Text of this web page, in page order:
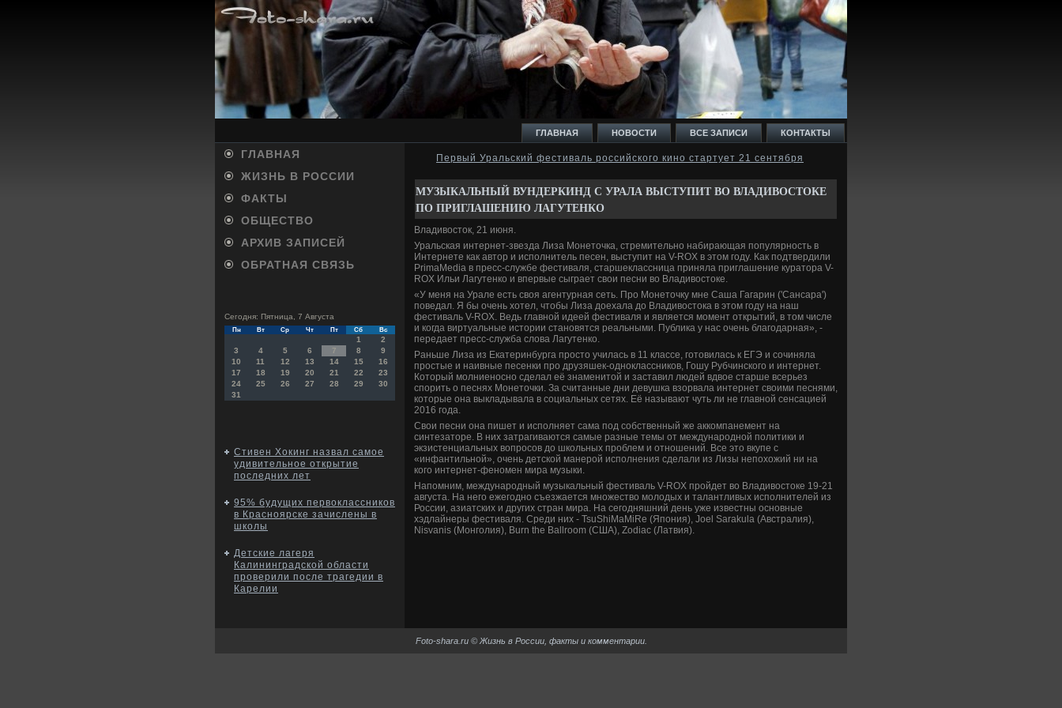
ГЛАВНАЯ НОВОСТИ ВСЕ ЗАПИСИ КОНТАКТЫ
ГЛАВНАЯ
ЖИЗНЬ В РОССИИ
ФАКТЫ
ОБЩЕСТВО
АРХИВ ЗАПИСЕЙ
ОБРАТНАЯ СВЯЗЬ
Сегодня: Пятница, 7 Августа
Пн Вт Ср Чт Пт Сб Вс
1
2
3
4 5 6 7 8
9
10
11 12 13 14 15
16
17
18 19 20 21 22
23
24
25 26 27 28 29
30
31
Стивен Хокинг назвал самое
удивительное открытие
последних лет
95% будущих первоклассников
в Красноярске зачислены в
школы
Детские лагеря
Калининградской области
проверили после трагедии в
Карелии
Первый Уральский фестиваль российского кино стартует 21 сентября
МУЗЫКАЛЬНЫЙ ВУНДЕРКИНД С УРАЛА ВЫСТУПИТ ВО ВЛАДИВОСТОКЕ
ПО ПРИГЛАШЕНИЮ ЛАГУТЕНКО
Владивосток, 21 июня.
Уральская интернет-звезда Лиза Монеточка, стремительно набирающая популярность в
Интернете как автор и исполнитель песен, выступит на V-ROX в этом году. Как подтвердили
PrimaMedia в пресс-службе фестиваля, старшеклассница приняла приглашение куратора V-
ROX Ильи Лагутенко и впервые сыграет свои песни во Владивостоке.
«У меня на Урале есть своя агентурная сеть. Про Монеточку мне Саша Гагарин ('Сансара')
поведал. Я бы очень хотел, чтобы Лиза доехала до Владивостока в этом году на наш
фестиваль V-ROX. Ведь главной идеей фестиваля и является момент открытий, в том числе
и когда виртуальные истории становятся реальными. Публика у нас очень благодарная», -
передает пресс-служба слова Лагутенко.
Раньше Лиза из Екатеринбурга просто училась в 11 классе, готовилась к ЕГЭ и сочиняла
простые и наивные песенки про друзяшек-одноклассников, Гошу Рубчинского и интернет.
Который молниеносно сделал её знаменитой и заставил людей вдвое старше всерьез
спорить о песнях Монеточки. За считанные дни девушка взорвала интернет своими песнями,
которые она выкладывала в социальных сетях. Её называют чуть ли не главной сенсацией
2016 года.
Свои песни она пишет и исполняет сама под собственный же аккомпанемент на
синтезаторе. В них затрагиваются самые разные темы от международной политики и
экзистенциальных вопросов до школьных проблем и отношений. Все это вкупе с
«инфантильной», очень детской манерой исполнения сделали из Лизы непохожий ни на
кого интернет-феномен мира музыки.
Напомним, международный музыкальный фестиваль V-ROX пройдет во Владивостоке 19-21
августа. На него ежегодно съезжается множество молодых и талантливых исполнителей из
России, азиатских и других стран мира. На сегодняшний день уже известны основные
хэдлайнеры фестиваля. Среди них - TsuShiMaMiRe (Япония), Joel Sarakula (Австралия),
Nisvanis (Монголия), Burn the Ballroom (США), Zodiac (Латвия).
Foto-shara.ru © Жизнь в России, факты и комментарии.